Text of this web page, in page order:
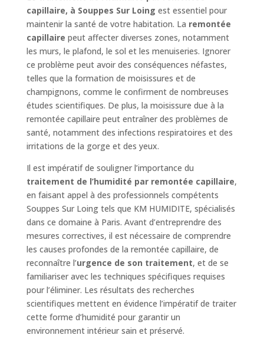
capillaire, à Souppes Sur Loing est essentiel pour
maintenir la santé de votre habitation. La remontée
capillaire peut affecter diverses zones, notamment
les murs, le plafond, le sol et les menuiseries. Ignorer
ce problème peut avoir des conséquences néfastes,
telles que la formation de moisissures et de
champignons, comme le confirment de nombreuses
études scientifiques. De plus, la moisissure due à la
remontée capillaire peut entraîner des problèmes de
santé, notamment des infections respiratoires et des
irritations de la gorge et des yeux.
Il est impératif de souligner l’importance du
traitement de l’humidité par remontée capillaire,
en faisant appel à des professionnels compétents
Souppes Sur Loing tels que KM HUMIDITE, spécialisés
dans ce domaine à Paris. Avant d’entreprendre des
mesures correctives, il est nécessaire de comprendre
les causes profondes de la remontée capillaire, de
reconnaître l’urgence de son traitement, et de se
familiariser avec les techniques spécifiques requises
pour l’éliminer. Les résultats des recherches
scientifiques mettent en évidence l’impératif de traiter
cette forme d’humidité pour garantir un
environnement intérieur sain et préservé.